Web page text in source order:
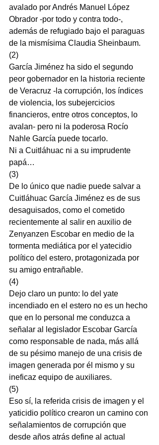
avalado por Andrés Manuel López
Obrador -por todo y contra todo-,
además de refugiado bajo el paraguas
de la mismísima Claudia Sheinbaum.
(2)
García Jiménez ha sido el segundo
peor gobernador en la historia reciente
de Veracruz -la corrupción, los índices
de violencia, los subejercicios
financieros, entre otros conceptos, lo
avalan- pero ni la poderosa Rocío
Nahle García puede tocarlo.
Ni a Cuitláhuac ni a su imprudente
papá…
(3)
De lo único que nadie puede salvar a
Cuitláhuac García Jiménez es de sus
desaguisados, como el cometido
recientemente al salir en auxilio de
Zenyanzen Escobar en medio de la
tormenta mediática por el yatecidio
político del estero, protagonizada por
su amigo entrañable.
(4)
Dejo claro un punto: lo del yate
incendiado en el estero no es un hecho
que en lo personal me conduzca a
señalar al legislador Escobar García
como responsable de nada, más allá
de su pésimo manejo de una crisis de
imagen generada por él mismo y su
ineficaz equipo de auxiliares.
(5)
Eso sí, la referida crisis de imagen y el
yaticidio político crearon un camino con
señalamientos de corrupción que
desde años atrás define al actual